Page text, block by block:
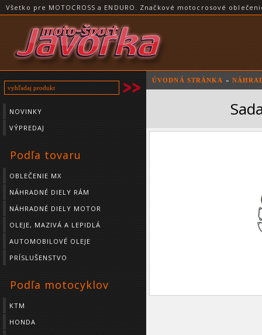
Všetko pre MOTOCROSS a ENDURO. Značkové motocrosové
NOVINKY
VÝPREDAJ
Podľa tovaru
OBLEČENIE MX
NÁHRADNÉ DIELY RÁM
NÁHRADNÉ DIELY MOTOR
OLEJE, MAZIVÁ A LEPIDLÁ
AUTOMOBILOVÉ OLEJE
PRÍSLUŠENSTVO
Podľa motocyklov
KTM
HONDA
ÚVODNÁ STRÁNKA »